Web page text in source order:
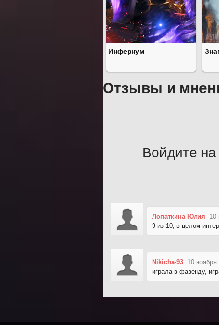
Инфернум
Отзывы и
Войдите на
Лопаткина Юлия
10
9 из 10, в целом
Nikicha-93 10 ноября
играла в фазенду,